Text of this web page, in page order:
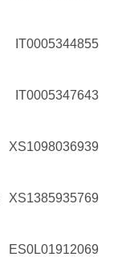
IT0005344855
IT0005347643
XS1098036939
XS1385935769
ES0L01912069